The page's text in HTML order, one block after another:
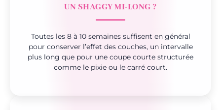
UN SHAGGY MI-LONG ?
Toutes les 8 à 10 semaines suffisent en général
pour conserver l’effet des couches, un intervalle
plus long que pour une coupe courte structurée
comme le pixie ou le carré court.